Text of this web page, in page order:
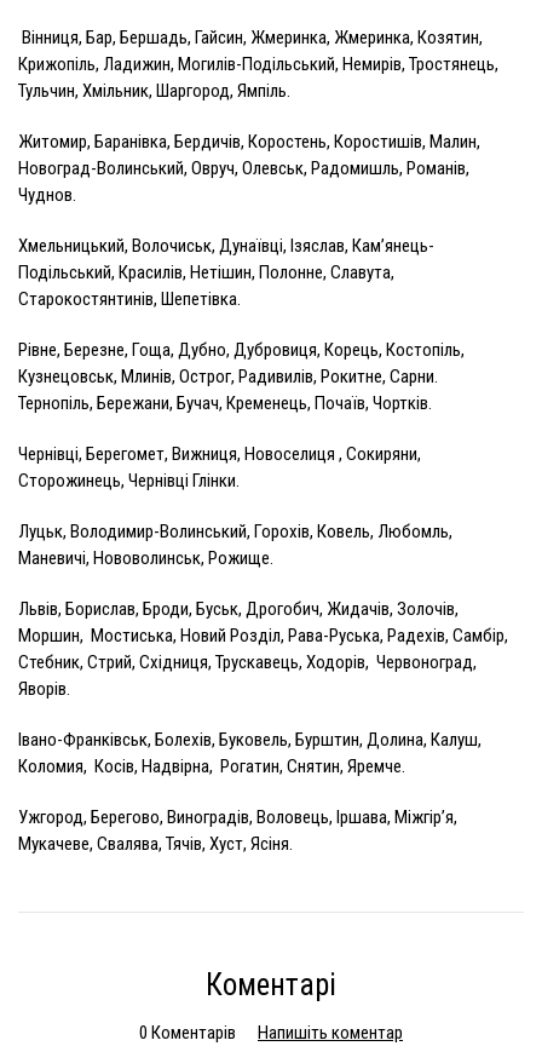
Вінниця, Бар, Бершадь, Гайсин, Жмеринка, Жмеринка, Козятин,
Крижопіль, Ладижин, Могилів-Подільський, Немирів, Тростянець,
Тульчин, Хмільник, Шаргород, Ямпіль.
Житомир, Баранівка, Бердичів, Коростень, Коростишів, Малин,
Новоград-Волинський, Овруч, Олевськ, Радомишль, Романів,
Чуднов.
Хмельницький, Волочиськ, Дунаївці, Ізяслав, Кам’янець-
Подільський, Красилів, Нетішин, Полонне, Славута,
Старокостянтинів, Шепетівка.
Рівне, Березне, Гоща, Дубно, Дубровиця, Корець, Костопіль,
Кузнецовськ, Млинів, Острог, Радивилів, Рокитне, Сарни.
Тернопіль, Бережани, Бучач, Кременець, Почаїв, Чортків.
Чернівці, Берегомет, Вижниця, Новоселиця , Сокиряни,
Сторожинець, Чернівці Глінки.
Луцьк, Володимир-Волинський, Горохів, Ковель, Любомль,
Маневичі, Нововолинськ, Рожище.
Львів, Борислав, Броди, Буськ, Дрогобич, Жидачів, Золочів,
Моршин, Мостиська, Новий Розділ, Рава-Руська, Радехів, Самбір,
Стебник, Стрий, Східниця, Трускавець, Ходорів, Червоноград,
Яворів.
Івано-Франківськ, Болехів, Буковель, Бурштин, Долина, Калуш,
Коломия, Косів, Надвірна, Рогатин, Снятин, Яремче.
Ужгород, Берегово, Виноградів, Воловець, Іршава, Міжгір’я,
Мукачеве, Свалява, Тячів, Хуст, Ясіня.
Коментарі
0 Коментарів Напишіть коментар